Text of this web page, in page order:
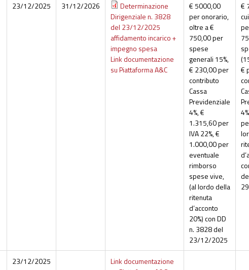
23/12/2025 31/12/2026
Determinazione
Dirigenziale n. 3828
del 23/12/2025
affidamento incarico +
impegno spesa
Link documentazione
su Piattaforma A&C
€ 5000,00
per onorario,
oltre a €
750,00 per
spese
generali 15%,
€ 230,00 per
contributo
Cassa
Previdenziale
4%, €
1.315,60 per
IVA 22%, €
1.000,00 per
eventuale
rimborso
spese vive,
(al lordo della
ritenuta
d’acconto
20%) con DD
n. 3828 del
23/12/2025
€
€
23/12/2025
Link documentazione